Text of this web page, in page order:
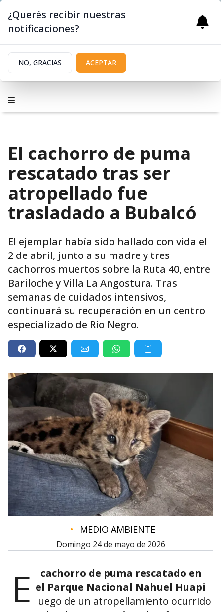
El cachorro de puma
rescatado tras ser
atropellado fue
trasladado a Bubalcó
El ejemplar había sido hallado con vida el
2 de abril, junto a su madre y tres
cachorros muertos sobre la Ruta 40, entre
Bariloche y Villa La Angostura. Tras
semanas de cuidados intensivos,
continuará su recuperación en un centro
especializado de Río Negro.
• MEDIO AMBIENTE
domingo 24 de mayo de 2026
E l cachorro de puma rescatado en
el Parque Nacional Nahuel Huapi
luego de un atropellamiento ocurrido
¿Querés recibir nuestras
notificaciones?
NO, GRACIAS ACEPTAR